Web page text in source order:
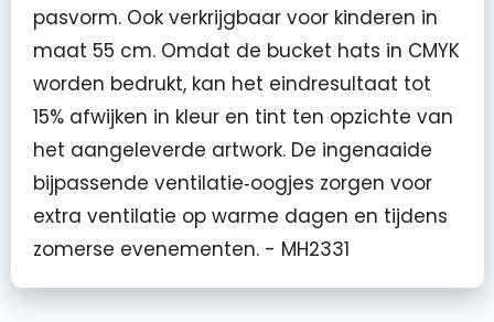
pasvorm. Ook verkrijgbaar voor kinderen in
maat 55 cm. Omdat de bucket hats in CMYK
worden bedrukt, kan het eindresultaat tot
15% afwijken in kleur en tint ten opzichte van
het aangeleverde artwork. De ingenaaide
bijpassende ventilatie‑oogjes zorgen voor
extra ventilatie op warme dagen en tijdens
zomerse evenementen. - MH2331